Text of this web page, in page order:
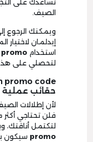
تساعدك على
الصيف.
ويمكنك الرجوع
إيدلمان
استخدام promo
لتحصلي على
حقائب
لأن إطلالات
فلن تحتاجي
لتكتمل أناقتك،
promo سيكون